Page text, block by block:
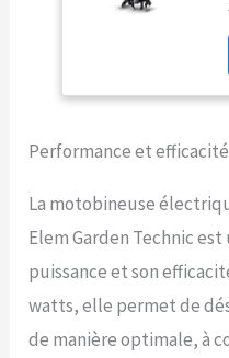
Performance et efficacité
La motobineuse
Elem Garden Technic
puissance et son
watts, elle permet de
de manière optimale, à